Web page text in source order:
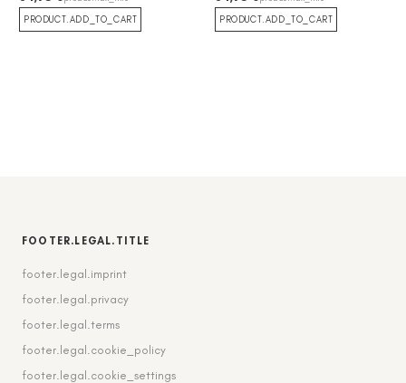
PRODUCT.ADD_TO_CART
PRODUCT.ADD_TO_CART
FOOTER.LEGAL.TITLE
footer.legal.imprint
footer.legal.privacy
footer.legal.terms
footer.legal.cookie_policy
footer.legal.cookie_settings